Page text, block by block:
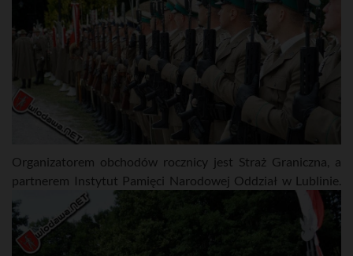
Organizatorem obchodów rocznicy jest Straż Graniczna, a
partnerem Instytut Pamięci Narodowej Oddział w Lublinie.